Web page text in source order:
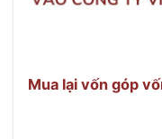
Mua lại vốn góp